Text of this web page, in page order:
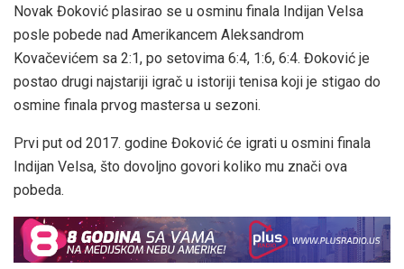
Novak Đoković plasirao se u osminu finala Indijan Velsa
posle pobede nad Amerikancem Aleksandrom
Kovačevićem sa 2:1, po setovima 6:4, 1:6, 6:4. Đoković je
postao drugi najstariji igrač u istoriji tenisa koji je stigao do
osmine finala prvog mastersa u sezoni.
Prvi put od 2017. godine Đoković će igrati u osmini finala
Indijan Velsa, što dovoljno govori koliko mu znači ova
pobeda.